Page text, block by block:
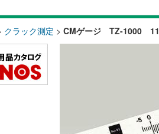
クラック測定 > CMゲージ TZ-1000 11